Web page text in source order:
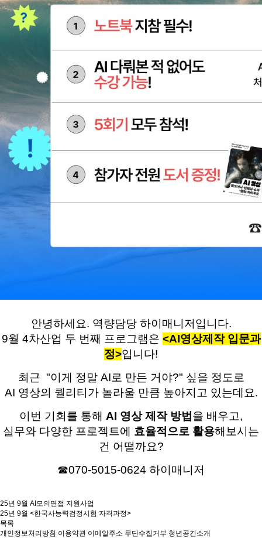
안녕하세요. 역량담당 하이매니저입니다.
9월 4차산업 두 번째 프로그램은 <AI영상제작 입문과
정>입니다!
최근 "이게 정말 AI로 만든 거야?" 싶을 정도로
AI 영상의 퀄리티가 놀라울 만큼 높아지고 있는데요.
이번 기회를 통해 AI 영상 제작 방법 을 배우고,
실무와 다양한 프로젝트에 효율적으로 활용해보시는
건 어떨까요?
☎070-5015-0624 하이매니저
25년 9월 AI모의면접 지원사업
25년 9월 <한국사능력검정시험 자격과정>
목록
개인정보처리방침 이용약관 이메일주소 무단수집거부 청년공간소개